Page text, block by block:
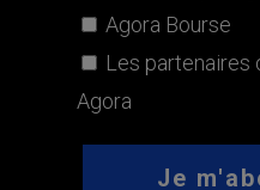
Agora Bourse
Les partenaires
Agora